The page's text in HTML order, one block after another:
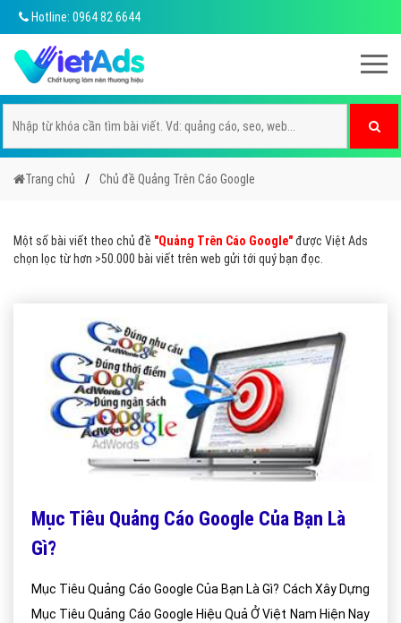
Hotline: 0964 82 6644
Trang chủ Chủ đề Quảng Trên Cáo Google
Một số bài viết theo chủ đề "Quảng Trên Cáo Google"được Việt Ads
chọn lọc từ hơn >50.000 bài viết trên web gửi tới quý bạn đọc.
Mục Tiêu Quảng Cáo Google Của Bạn Là
Gì?
Mục Tiêu Quảng Cáo Google Của Bạn Là Gì? Cách Xây Dựng
Mục Tiêu Quảng Cáo Google Hiệu Quả Ở Việt Nam Hiện Nay